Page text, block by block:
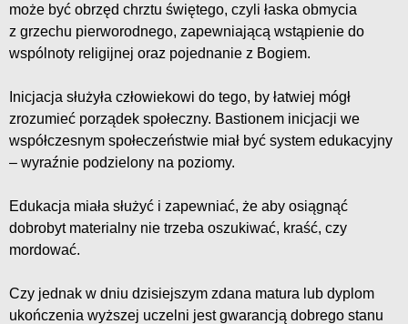
może być obrzęd chrztu świętego, czyli łaska obmycia
z grzechu pierworodnego, zapewniającą wstąpienie do
wspólnoty religijnej oraz pojednanie z Bogiem.
Inicjacja służyła człowiekowi do tego, by łatwiej mógł
zrozumieć porządek społeczny. Bastionem inicjacji we
współczesnym społeczeństwie miał być system edukacyjny
– wyraźnie podzielony na poziomy.
Edukacja miała służyć i zapewniać, że aby osiągnąć
dobrobyt materialny nie trzeba oszukiwać, kraść, czy
mordować.
Czy jednak w dniu dzisiejszym zdana matura lub dyplom
ukończenia wyższej uczelni jest gwarancją dobrego stanu